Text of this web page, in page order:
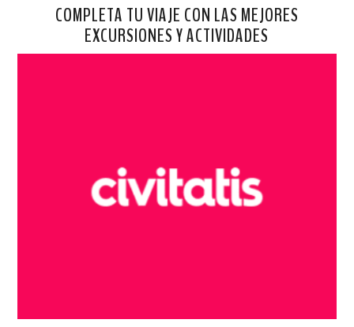
COMPLETA TU VIAJE CON LAS MEJORES
EXCURSIONES Y ACTIVIDADES